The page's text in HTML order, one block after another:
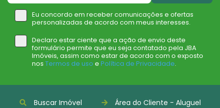
Eu concordo em receber comunicações e ofertas
personalizadas de acordo com meus interesses.
Declaro estar ciente que a ação de envio deste
formulário permite que eu seja contatado pela JBA
Imóveis, assim como estar de acordo com o exposto
nos Termos de uso e Política de Privacidade.
Buscar Imóvel Área do Cliente - Aluguel